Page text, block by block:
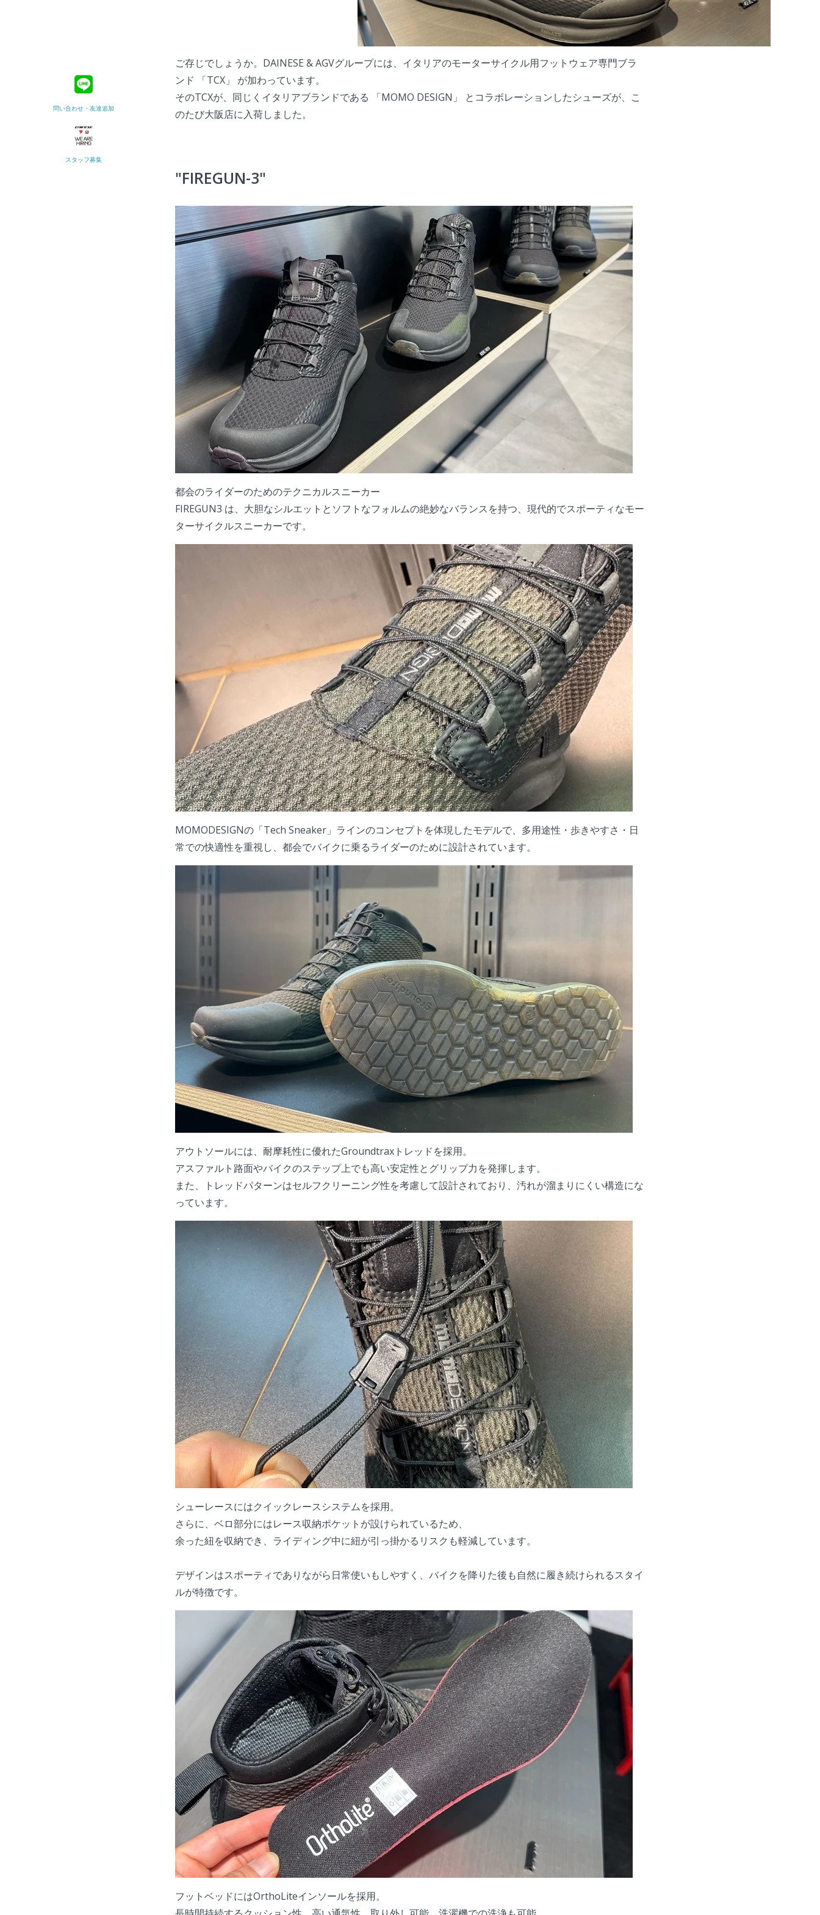
問い合わせ・友達追加
スタッフ募集
ご存じでしょうか。DAINESE & AGVグループには、イタリアのモーターサイクル用フットウェア専門ブラ
ンド 「TCX」 が加わっています。
そのTCXが、同じくイタリアブランドである 「MOMO DESIGN」 とコラボレーションしたシューズが、こ
のたび大阪店に入荷しました。
"FIREGUN-3"
都会のライダーのためのテクニカルスニーカー
FIREGUN3 は、大胆なシルエットとソフトなフォルムの絶妙なバランスを持つ、現代的でスポーティなモー
ターサイクルスニーカーです。
MOMODESIGNの「Tech Sneaker」ラインのコンセプトを体現したモデルで、多用途性・歩きやすさ・日
常での快適性を重視し、都会でバイクに乗るライダーのために設計されています。
アウトソールには、耐摩耗性に優れたGroundtraxトレッドを採用。
アスファルト路面やバイクのステップ上でも高い安定性とグリップ力を発揮します。
また、トレッドパターンはセルフクリーニング性を考慮して設計されており、汚れが溜まりにくい構造にな
っています。
シューレースにはクイックレースシステムを採用。
さらに、ベロ部分にはレース収納ポケットが設けられているため、
余った紐を収納でき、ライディング中に紐が引っ掛かるリスクも軽減しています。
デザインはスポーティでありながら日常使いもしやすく、バイクを降りた後も自然に履き続けられるスタイ
ルが特徴です。
フットベッドにはOrthoLiteインソールを採用。